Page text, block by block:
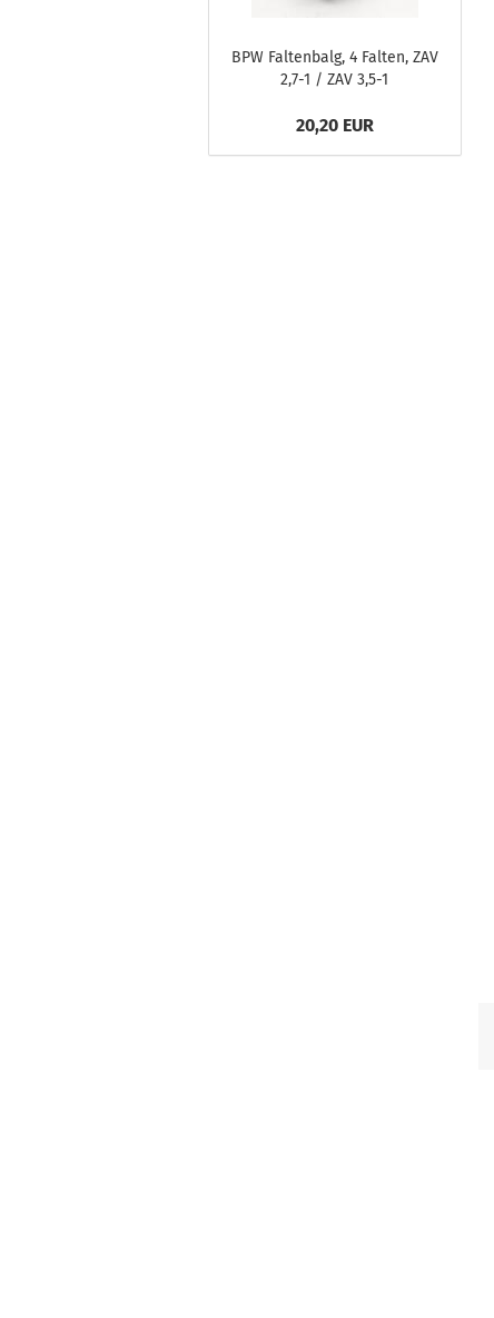
BPW Faltenbalg, 4 Falten, ZAV
2,7-1 / ZAV 3,5-1
20,20 EUR